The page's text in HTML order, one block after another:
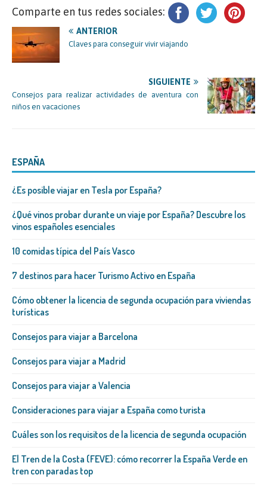
Comparte en tus redes sociales:
ANTERIOR
Claves para conseguir vivir viajando
SIGUIENTE
Consejos para realizar actividades de aventura con
niños en vacaciones
ESPAÑA
¿Es posible viajar en Tesla por España?
¿Qué vinos probar durante un viaje por España? Descubre los
vinos españoles esenciales
10 comidas típica del País Vasco
7 destinos para hacer Turismo Activo en España
Cómo obtener la licencia de segunda ocupación para viviendas
turísticas
Consejos para viajar a Barcelona
Consejos para viajar a Madrid
Consejos para viajar a Valencia
Consideraciones para viajar a España como turista
Cuáles son los requisitos de la licencia de segunda ocupación
El Tren de la Costa (FEVE): cómo recorrer la España Verde en
tren con paradas top